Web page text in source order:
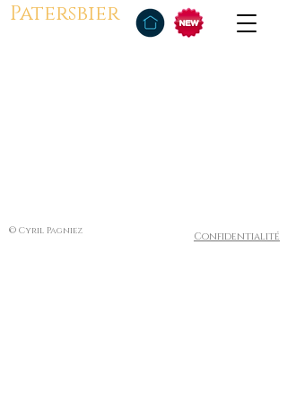
Patersbier
© Cyril Pagniez Confidentialité